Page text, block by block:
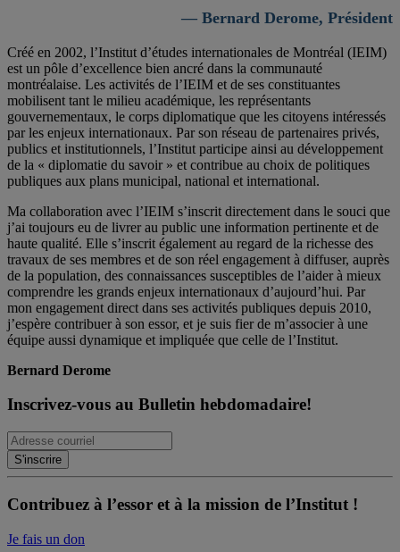
— Bernard Derome, Président
Créé en 2002, l’Institut d’études internationales de Montréal (IEIM)
est un pôle d’excellence bien ancré dans la communauté
montréalaise. Les activités de l’IEIM et de ses constituantes
mobilisent tant le milieu académique, les représentants
gouvernementaux, le corps diplomatique que les citoyens intéressés
par les enjeux internationaux. Par son réseau de partenaires privés,
publics et institutionnels, l’Institut participe ainsi au développement
de la « diplomatie du savoir » et contribue au choix de politiques
publiques aux plans municipal, national et international.
Ma collaboration avec l’IEIM s’inscrit directement dans le souci que
j’ai toujours eu de livrer au public une information pertinente et de
haute qualité. Elle s’inscrit également au regard de la richesse des
travaux de ses membres et de son réel engagement à diffuser, auprès
de la population, des connaissances susceptibles de l’aider à mieux
comprendre les grands enjeux internationaux d’aujourd’hui. Par
mon engagement direct dans ses activités publiques depuis 2010,
j’espère contribuer à son essor, et je suis fier de m’associer à une
équipe aussi dynamique et impliquée que celle de l’Institut.
Bernard Derome
Inscrivez-vous au Bulletin hebdomadaire!
Contribuez à l’essor et à la mission de l’Institut !
Je fais un don